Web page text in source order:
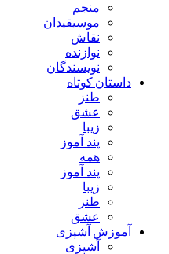
منجم
موسیقیدان
نقاش
نوازنده
نویسندگان
داستان کوتاه
طنز
عشق
زیبا
پند آموز
همه
پند آموز
زیبا
طنز
عشق
آموزش آشپزی
آشپزی